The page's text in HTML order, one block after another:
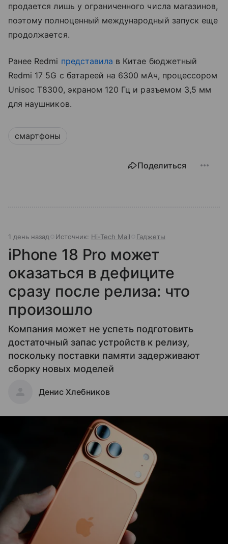
продается лишь у ограниченного числа магазинов,
поэтому полноценный международный запуск еще
продолжается.
Ранее Redmi представила в Китае бюджетный
Redmi 17 5G с батареей на 6300 мАч, процессором
Unisoc T8300, экраном 120 Гц и разъемом 3,5 мм
для наушников.
смартфоны
Поделиться
1 день назад Источник: Hi-Tech Mail Гаджеты
iPhone 18 Pro может
оказаться в дефиците
сразу после релиза: что
произошло
Компания может не успеть подготовить
достаточный запас устройств к релизу,
поскольку поставки памяти задерживают
сборку новых моделей
Денис Хлебников